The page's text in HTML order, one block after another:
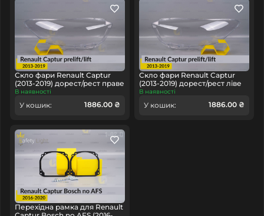
Скло фари Renault Captur
(2013-2019) дорест/рест праве
В наявності
У кошик: 1886.00 ₴
Скло фари Renault Captur
(2013-2019) дорест/рест ліве
В наявності
У кошик: 1886.00 ₴
Перехідна рамка для Renault